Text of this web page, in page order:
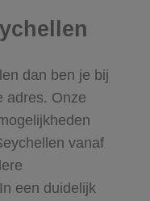
dan ben je bij
adres. Onze
vanaf
een duidelijk